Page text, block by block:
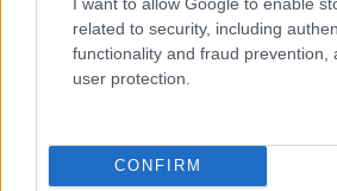
related to security, including
functionality and fraud prevention,
user protection.
CONFIRM